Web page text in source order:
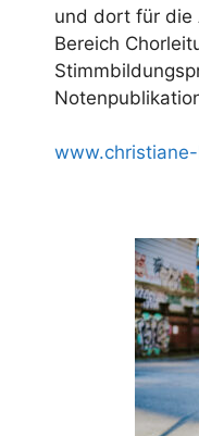
und dort für die
Bereich